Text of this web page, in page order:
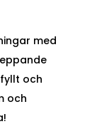
med
och
och